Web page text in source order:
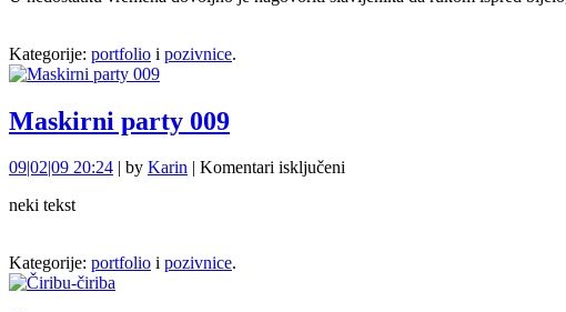
Kategorije: portfolio i pozivnice.
Maskirni party 009
09|02|09 20:24 | by Karin | Komentari isključeni
neki tekst
Kategorije: portfolio i pozivnice.